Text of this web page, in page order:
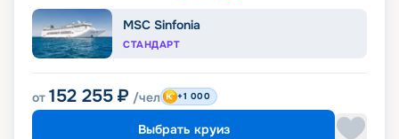
MSC Sinfonia
СТАНДАРТ
от 152 255 ₽ /чел +1 000
Выбрать круиз